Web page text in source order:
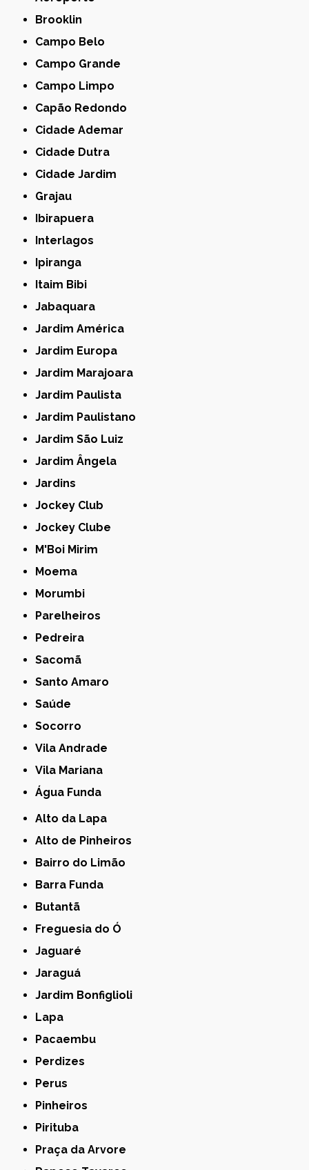
Brooklin
Campo Belo
Campo Grande
Campo Limpo
Capão Redondo
Cidade Ademar
Cidade Dutra
Cidade Jardim
Grajau
Ibirapuera
Interlagos
Ipiranga
Itaim Bibi
Jabaquara
Jardim América
Jardim Europa
Jardim Marajoara
Jardim Paulista
Jardim Paulistano
Jardim São Luiz
Jardim Ângela
Jardins
Jockey Club
Jockey Clube
M'Boi Mirim
Moema
Morumbi
Parelheiros
Pedreira
Sacomã
Santo Amaro
Saúde
Socorro
Vila Andrade
Vila Mariana
Água Funda
Alto da Lapa
Alto de Pinheiros
Bairro do Limão
Barra Funda
Butantã
Freguesia do Ó
Jaguaré
Jaraguá
Jardim Bonfiglioli
Lapa
Pacaembu
Perdizes
Perus
Pinheiros
Pirituba
Praça da Arvore